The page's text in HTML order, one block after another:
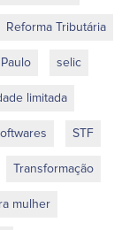
Reforma Tributária
selic
limitada
STF
Transformação
mulher